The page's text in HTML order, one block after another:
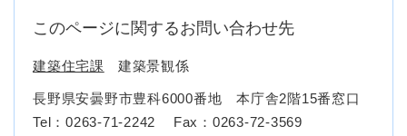
このページに関するお問い合わせ先
建築住宅課 建築景観係
長野県安曇野市豊科6000番地 本庁舎2階15番窓口
Tel：0263-71-2242
Fax：0263-72-3569